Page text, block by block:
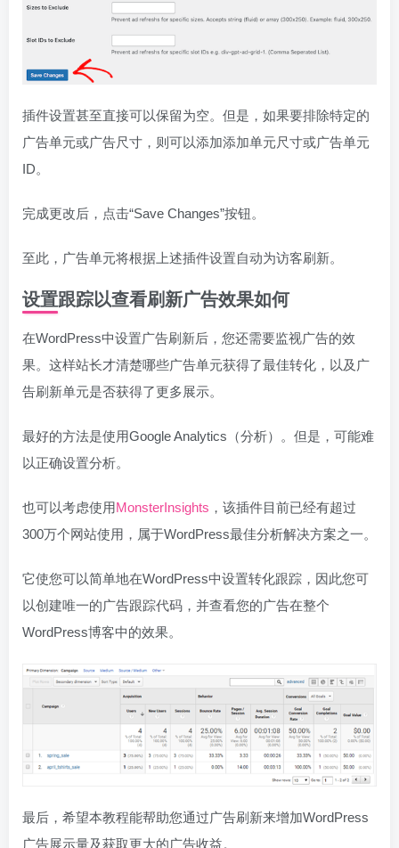
插件设置甚至直接可以保留为空。但是，如果要排除特定的
广告单元或广告尺寸，则可以添加添加单元尺寸或广告单元
ID。
完成更改后，点击“Save Changes”按钮。
至此，广告单元将根据上述插件设置自动为访客刷新。
设置跟踪以查看刷新广告效果如何
在WordPress中设置广告刷新后，您还需要监视广告的效
果。这样站长才清楚哪些广告单元获得了最佳转化，以及广
告刷新单元是否获得了更多展示。
最好的方法是使用Google Analytics（分析）。但是，可能难
以正确设置分析。
也可以考虑使用MonsterInsights ，该插件目前已经有超过
300万个网站使用，属于WordPress最佳分析解决方案之一。
它使您可以简单地在WordPress中设置转化跟踪，因此您可
以创建唯一的广告跟踪代码，并查看您的广告在整个
WordPress博客中的效果。
最后，希望本教程能帮助您通过广告刷新来增加WordPress
广告展示量及获取更大的广告收益。